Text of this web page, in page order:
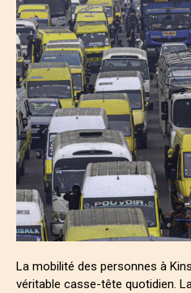
La mobilité des personnes à
véritable casse-tête quotidien.